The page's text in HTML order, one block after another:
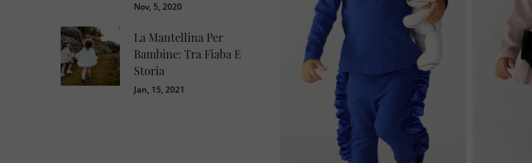
Nov, 5, 2020
La Mantellina Per
Bambine: Tra Fiaba E
Storia
Jan, 15, 2021